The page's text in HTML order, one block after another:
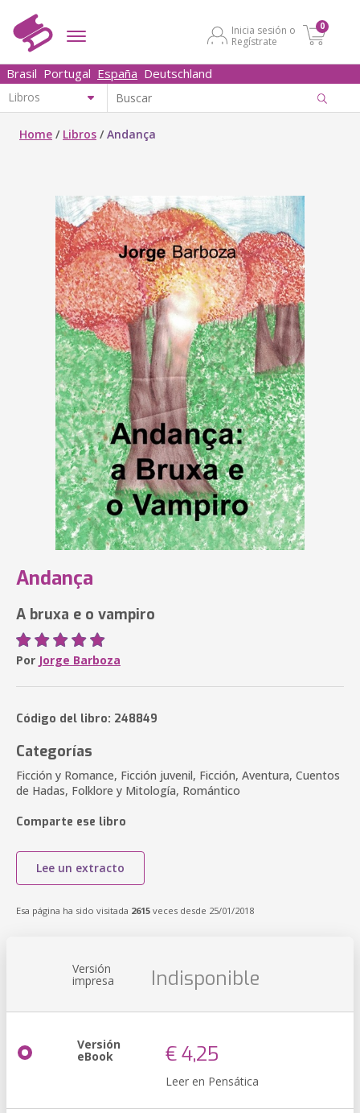
Inicia sesión o
Regístrate
0
Brasil Portugal España Deutschland
Home / Libros /Andança
Andança
A bruxa e o vampiro
Por Jorge Barboza
Código del libro: 248849
Categorías
Ficción y Romance, Ficción juvenil, Ficción, Aventura, Cuentos
de Hadas, Folklore y Mitología, Romántico
Comparte ese libro
Lee un extracto
Esa página ha sido visitada 2615 veces desde 25/01/2018
Versión
impresa Indisponible
Versión
eBook € 4,25
Leer en Pensática